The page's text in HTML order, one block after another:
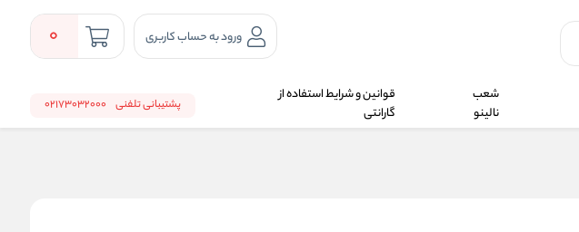
ورود به حساب کاربری 0
شعب
نالینو
قوانین و شرایط استفاده از
گارانتی
پشتیبانی تلفنی 02173032000